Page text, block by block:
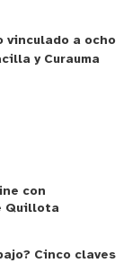
vinculado a ocho
y Curauma
con
Quillota
Cinco claves